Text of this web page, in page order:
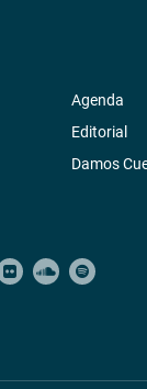
Agenda
Editorial
Damos